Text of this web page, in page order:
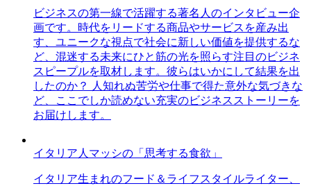
ビジネスの第一線で活躍する著名人のインタビュー企
画です。時代をリードする商品やサービスを産み出
す、ユニークな視点で社会に新しい価値を提供するな
ど、混迷する未来にひと筋の光を照らす注目のビジネ
スピープルを取材します。彼らはいかにして結果を出
したのか？ 人知れぬ苦労や仕事で得た意外な気づきな
ど、ここでしか読めない充実のビジネスストーリーを
お届けします。
イタリア人マッシの「思考する食欲」
イタリア生まれのフード＆ライフスタイルライター、